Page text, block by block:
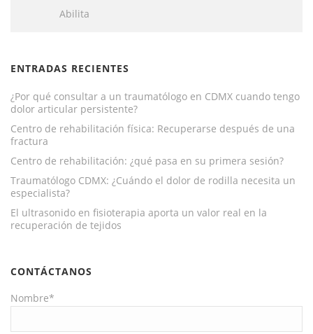
Abilita
ENTRADAS RECIENTES
¿Por qué consultar a un traumatólogo en CDMX cuando tengo
dolor articular persistente?
Centro de rehabilitación física: Recuperarse después de una
fractura
Centro de rehabilitación: ¿qué pasa en su primera sesión?
Traumatólogo CDMX: ¿Cuándo el dolor de rodilla necesita un
especialista?
El ultrasonido en fisioterapia aporta un valor real en la
recuperación de tejidos
CONTÁCTANOS
Nombre*